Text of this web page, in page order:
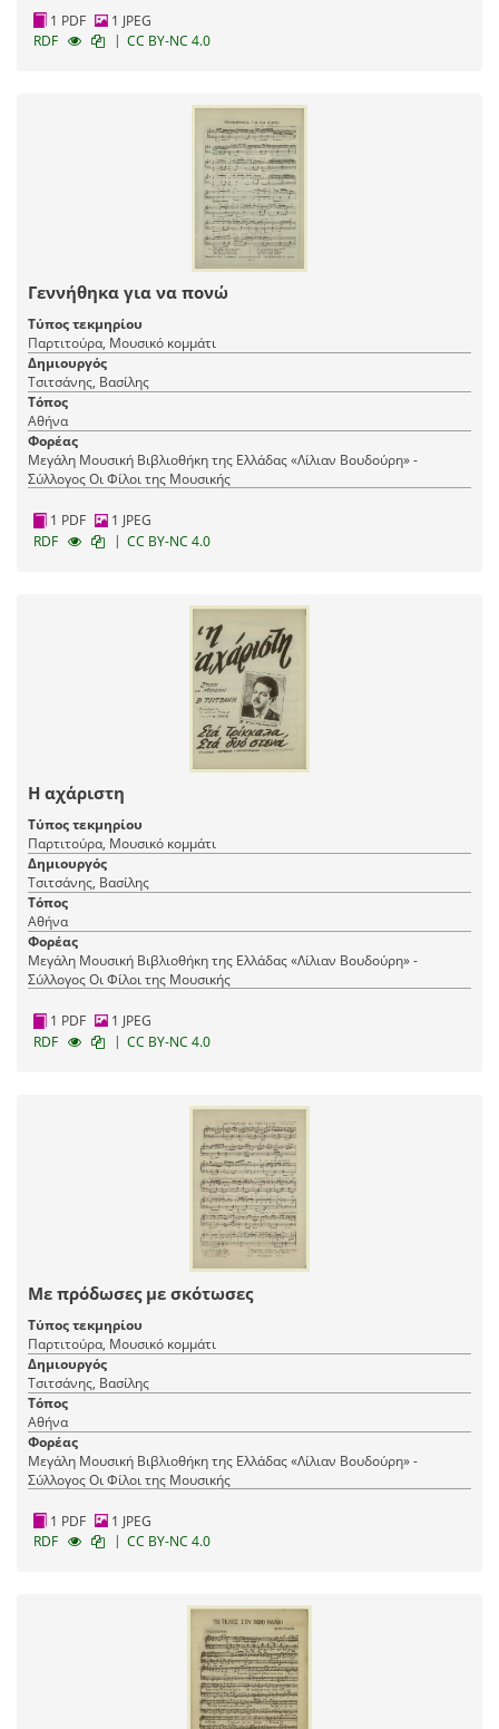
1 PDF
1 JPEG
RDF
| CC BY-NC 4.0
Γεννήθηκα για να πονώ
Τύπος τεκμηρίου
Παρτιτούρα, Μουσικό κομμάτι
Δημιουργός
Τσιτσάνης, Βασίλης
Τόπος
Αθήνα
Φορέας
Μεγάλη Μουσική Βιβλιοθήκη της Ελλάδας «Λίλιαν Βουδούρη» -
Σύλλογος Οι Φίλοι της Μουσικής
1 PDF
1 JPEG
RDF
| CC BY-NC 4.0
Η αχάριστη
Τύπος τεκμηρίου
Παρτιτούρα, Μουσικό κομμάτι
Δημιουργός
Τσιτσάνης, Βασίλης
Τόπος
Αθήνα
Φορέας
Μεγάλη Μουσική Βιβλιοθήκη της Ελλάδας «Λίλιαν Βουδούρη» -
Σύλλογος Οι Φίλοι της Μουσικής
1 PDF
1 JPEG
RDF
| CC BY-NC 4.0
Με πρόδωσες με σκότωσες
Τύπος τεκμηρίου
Παρτιτούρα, Μουσικό κομμάτι
Δημιουργός
Τσιτσάνης, Βασίλης
Τόπος
Αθήνα
Φορέας
Μεγάλη Μουσική Βιβλιοθήκη της Ελλάδας «Λίλιαν Βουδούρη» -
Σύλλογος Οι Φίλοι της Μουσικής
1 PDF
1 JPEG
RDF
| CC BY-NC 4.0